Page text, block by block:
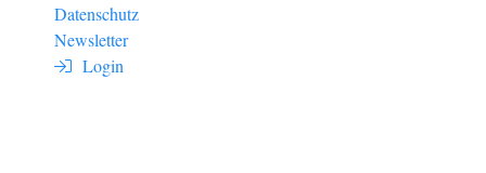
Datenschutz
Newsletter
Login